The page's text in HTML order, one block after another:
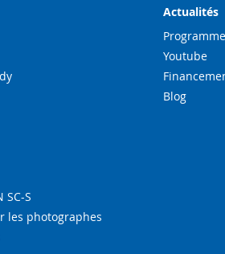
SC-S
les photographes
Actualités
Youtube
Blog